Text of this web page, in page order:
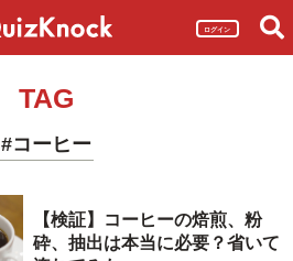
ログイン
TAG
#コーヒー
【検証】コーヒーの焙煎、粉
砕、抽出は本当に必要？省いて